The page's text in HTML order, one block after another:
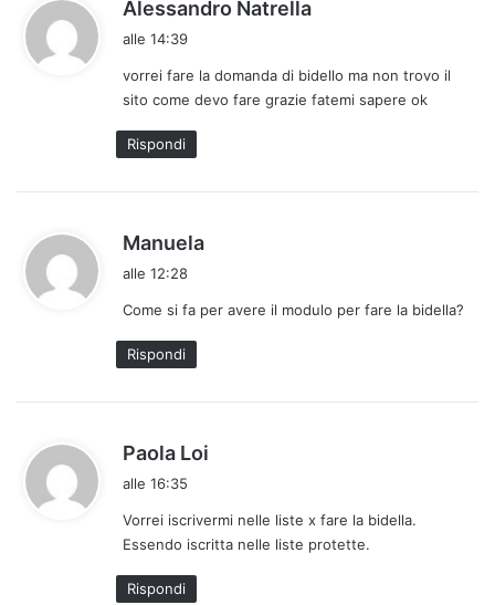
Alessandro Natrella
e
t
alle 14:39
vorrei fare la domanda di bidello ma non trovo il
sito come devo fare grazie fatemi sapere ok
Rispondi
Manuela
e
alle 12:28
Come si fa per avere il modulo per fare la bidella?
Rispondi
Paola Loi
e
t
alle 16:35
Vorrei iscrivermi nelle liste x fare la bidella.
Essendo iscritta nelle liste protette.
Rispondi